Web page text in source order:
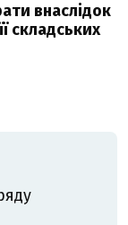
внаслідок
складських